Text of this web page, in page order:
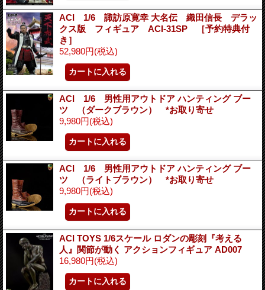
ACI 1/6 諏訪原寛幸 大名伝 織田信長 デラッ
クス版 フィギュア ACI-31SP ［予約特典付
き］
52,980円(税込)
ACI 1/6 男性用アウトドア ハンティング ブー
ツ （ダークブラウン） *お取り寄せ
9,980円(税込)
ACI 1/6 男性用アウトドア ハンティング ブー
ツ （ライトブラウン） *お取り寄せ
9,980円(税込)
ACI TOYS 1/6スケール ロダンの彫刻『考える
人』関節が動く アクションフィギュア AD007
16,980円(税込)